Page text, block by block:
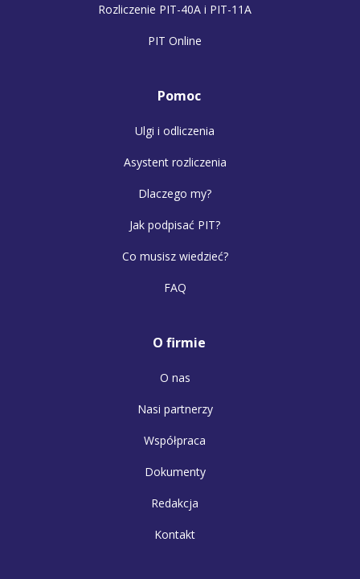
Rozliczenie PIT-40A i PIT-11A
PIT Online
Pomoc
Ulgi i odliczenia
Asystent rozliczenia
Dlaczego my?
Jak podpisać PIT?
Co musisz wiedzieć?
FAQ
O firmie
O nas
Nasi partnerzy
Współpraca
Dokumenty
Redakcja
Kontakt